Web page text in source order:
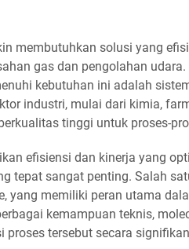
membutuhkan solusi yang
gas dan pengolahan
kebutuhan ini adalah
industri, mulai dari kimia,
tinggi untuk proses-
efisiensi dan kinerja yang
tepat sangat penting. Salah
yang memiliki peran utama
kemampuan teknis,
proses tersebut secara